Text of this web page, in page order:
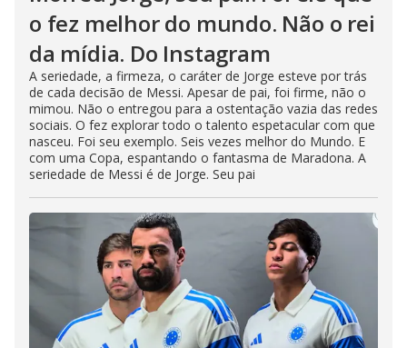
o fez melhor do mundo. Não o rei
da mídia. Do Instagram
A seriedade, a firmeza, o caráter de Jorge esteve por trás
de cada decisão de Messi. Apesar de pai, foi firme, não o
mimou. Não o entregou para a ostentação vazia das redes
sociais. O fez explorar todo o talento espetacular com que
nasceu. Foi seu exemplo. Seis vezes melhor do Mundo. E
com uma Copa, espantando o fantasma de Maradona. A
seriedade de Messi é de Jorge. Seu pai